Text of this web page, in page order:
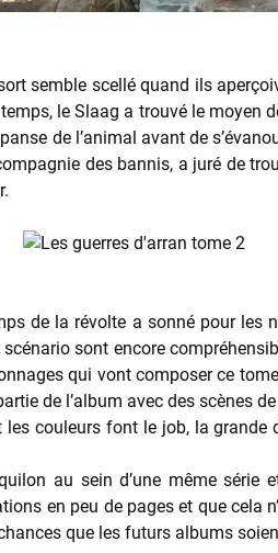
semble scellé quand ils
le Slaag a trouvé le moyen
de l’animal avant de
des bannis, a juré de
de la révolte a sonné pour
sont encore
qui vont composer ce
de l’album avec des scènes
couleurs font le job, la
au sein d’une même
en peu de pages et que cela
que les futurs albums